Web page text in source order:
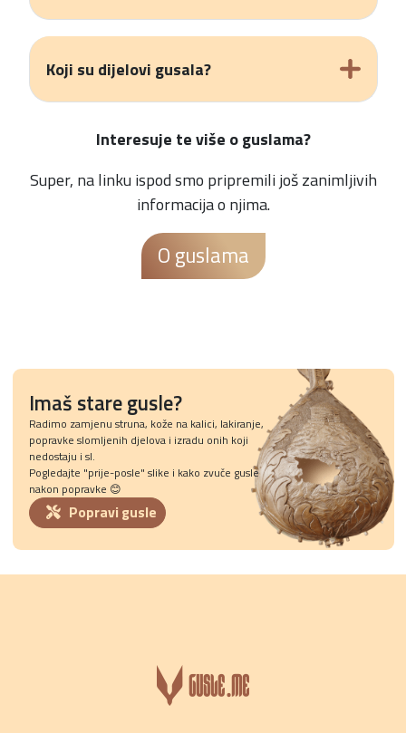
Koji su dijelovi gusala?
Interesuje te više o guslama?
Super, na linku ispod smo pripremili još zanimljivih
informacija o njima.
O guslama
Imaš stare gusle?
Radimo zamjenu struna, kože na kalici, lakiranje,
popravke slomljenih djelova i izradu onih koji
nedostaju i sl.
Pogledajte "prije-posle" slike i kako zvuče gusle
nakon popravke 😊
Popravi gusle